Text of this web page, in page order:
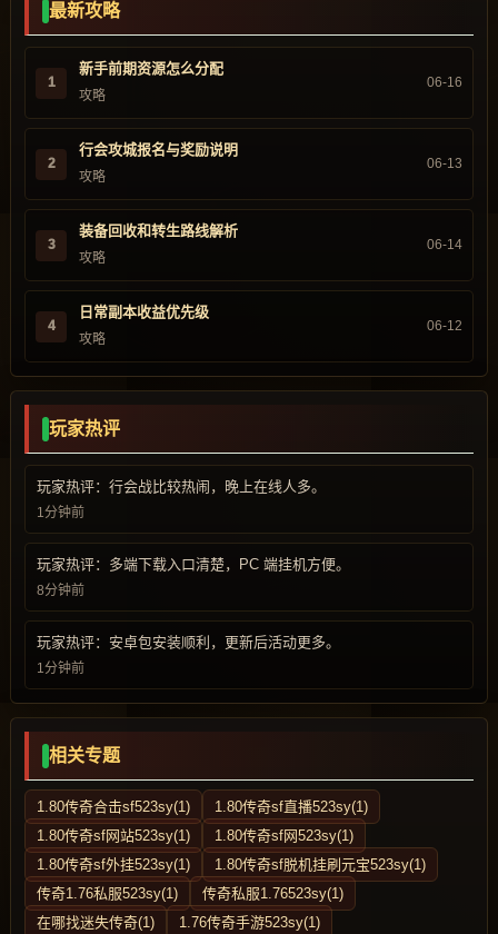
最新攻略
1
新手前期资源怎么分配
攻略
06-16
2
行会攻城报名与奖励说明
攻略
06-13
3
装备回收和转生路线解析
攻略
06-14
4
日常副本收益优先级
攻略
06-12
玩家热评
玩家热评：行会战比较热闹，晚上在线人多。
1分钟前
玩家热评：多端下载入口清楚，PC 端挂机方便。
8分钟前
玩家热评：安卓包安装顺利，更新后活动更多。
1分钟前
相关专题
1.80传奇合击sf523sy(1)
1.80传奇sf直播523sy(1)
1.80传奇sf网站523sy(1)
1.80传奇sf网523sy(1)
1.80传奇sf外挂523sy(1)
1.80传奇sf脱机挂刷元宝523sy(1)
传奇1.76私服523sy(1)
传奇私服1.76523sy(1)
在哪找迷失传奇(1)
1.76传奇手游523sy(1)